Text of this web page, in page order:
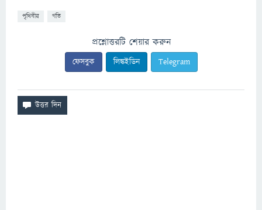
পৃথিবীর গতি
প্রশ্নোত্তরটি শেয়ার করুন
ফেসবুক লিঙ্কইডিন Telegram